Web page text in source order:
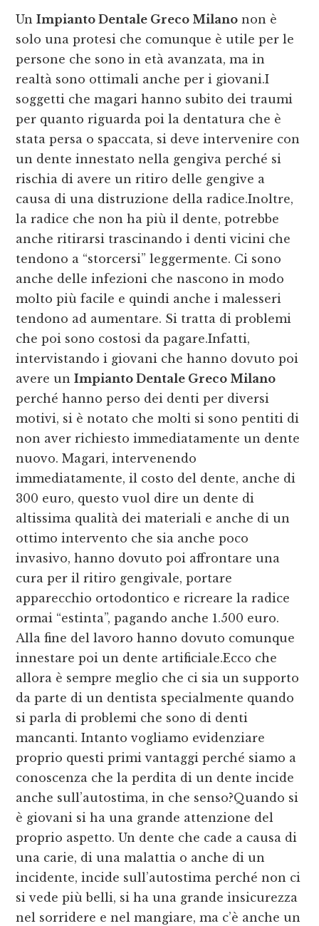
UnImpianto Dentale Greco Milano non è
solo una protesi che comunque è utile per le
persone che sono in età avanzata, ma in
realtà sono ottimali anche per i giovani.I
soggetti che magari hanno subito dei traumi
per quanto riguarda poi la dentatura che è
stata persa o spaccata, si deve intervenire con
un dente innestato nella gengiva perché si
rischia di avere un ritiro delle gengive a
causa di una distruzione della radice.Inoltre,
la radice che non ha più il dente, potrebbe
anche ritirarsi trascinando i denti vicini che
tendono a “storcersi” leggermente. Ci sono
anche delle infezioni che nascono in modo
molto più facile e quindi anche i malesseri
tendono ad aumentare. Si tratta di problemi
che poi sono costosi da pagare.Infatti,
intervistando i giovani che hanno dovuto poi
avere unImpianto Dentale Greco Milano
perché hanno perso dei denti per diversi
motivi, si è notato che molti si sono pentiti di
non aver richiesto immediatamente un dente
nuovo. Magari, intervenendo
immediatamente, il costo del dente, anche di
300 euro, questo vuol dire un dente di
altissima qualità dei materiali e anche di un
ottimo intervento che sia anche poco
invasivo, hanno dovuto poi affrontare una
cura per il ritiro gengivale, portare
apparecchio ortodontico e ricreare la radice
ormai “estinta”, pagando anche 1.500 euro.
Alla fine del lavoro hanno dovuto comunque
innestare poi un dente artificiale.Ecco che
allora è sempre meglio che ci sia un supporto
da parte di un dentista specialmente quando
si parla di problemi che sono di denti
mancanti. Intanto vogliamo evidenziare
proprio questi primi vantaggi perché siamo a
conoscenza che la perdita di un dente incide
anche sull’autostima, in che senso?Quando si
è giovani si ha una grande attenzione del
proprio aspetto. Un dente che cade a causa di
una carie, di una malattia o anche di un
incidente, incide sull’autostima perché non ci
si vede più belli, si ha una grande insicurezza
nel sorridere e nel mangiare, ma c’è anche un